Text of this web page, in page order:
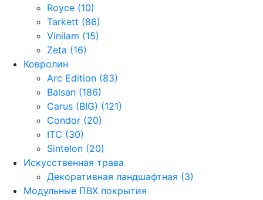
Royce (10)
Tarkett (86)
Vinilam (15)
Zeta (16)
Ковролин
Arc Edition (83)
Balsan (186)
Carus (BIG) (121)
Condor (20)
ITC (30)
Sintelon (20)
Искусственная трава
Декоративная ландшафтная (3)
Модульные ПВХ покрытия